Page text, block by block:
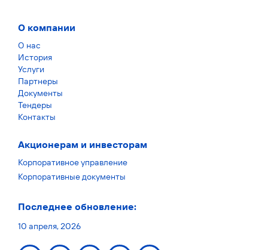
О компании
О нас
История
Услуги
Партнеры
Документы
Тендеры
Контакты
Акционерам и инвесторам
Корпоративное управление
Корпоративные документы
Последнее обновление:
10 апреля, 2026